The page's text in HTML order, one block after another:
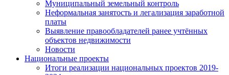
Муниципальный земельный контроль
Неформальная занятость и легализация заработной
платы
Выявление правообладателей ранее учтённых
объектов недвижимости
Новости
Национальные проекты
Итоги реализации национальных проектов 2019-